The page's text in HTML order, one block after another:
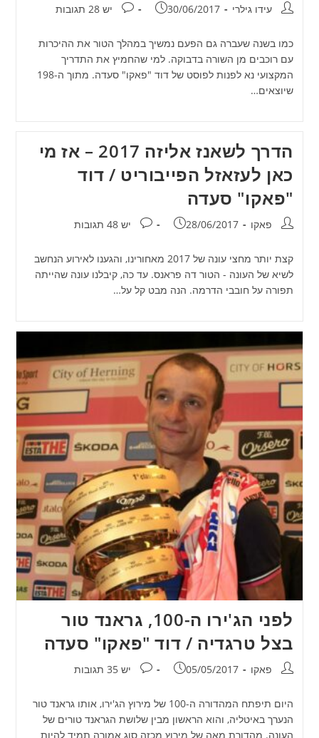
מחבר:עידו גילרי פורסם:
30/06/2017 תגובות:
יש 28 תגובות
כמו בשנה שעברה גם הפעם נמשיך במהלך הטור את ההיכרות
עם רוכבים מן השורה בדבוקה. למי שהחמיץ את התדריך
המקצועי נא לפנות לפוסט של דוד "פאקו" סעדה. מתוך ה-198
שיוצאים…
הדרך לשאנז אליזה 2017 – אז מי
כאן לעזאזל הפייבוריט / דוד
"פאקו" סעדה
מחבר:פאקו פורסם:
28/06/2017 תגובות:
יש 48 תגובות
קצת יותר מחצי עונה של 2017 מאחורינו, והגענו לאירוע הנחשב
לשיא של העונה - הטור דה פראנס. עד כה, קיבלנו עונה שהייתה
תפורה על חובבי הדרמה. הנה מבט קל על…
לפני הג'ירו ה-100, גראנד טור
בצל טרגדיה / דוד "פאקו" סעדה
מחבר:פאקו פורסם:
05/05/2017 תגובות:
יש 35 תגובות
היום תיפתח המהדורה ה-100 של מירוץ הג'ירו, אותו גראנד טור
הנערך באיטליה, והוא הראשון מבין שלושת הגראנד טורים של
העונה. מהדורת מאה של מירוץ מכזה סוג אמורה תמיד להיות